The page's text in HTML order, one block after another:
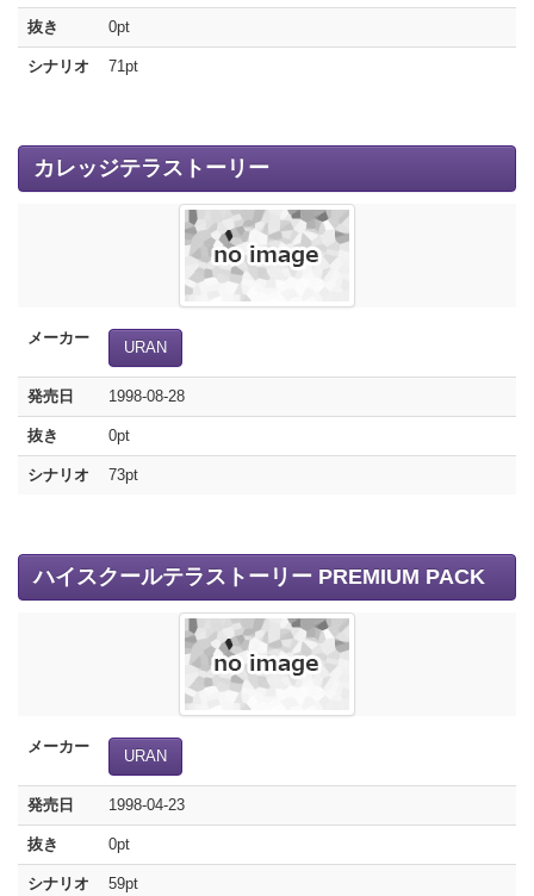
抜き 0pt
シナリオ 71pt
カレッジテラストーリー
メーカー
URAN
発売日 1998-08-28
抜き 0pt
シナリオ 73pt
ハイスクールテラストーリー PREMIUM PACK
メーカー
URAN
発売日 1998-04-23
抜き 0pt
シナリオ 59pt